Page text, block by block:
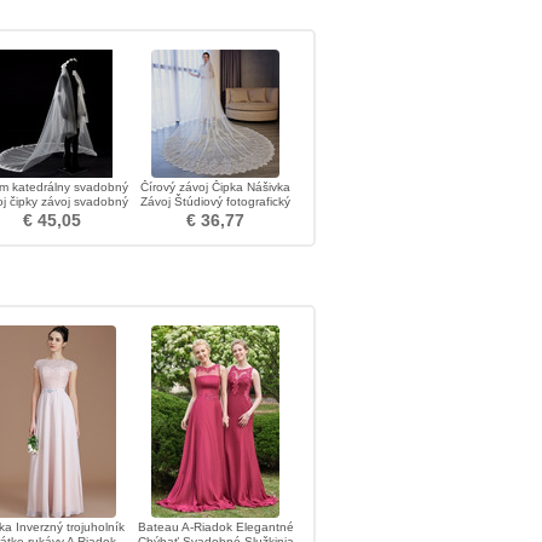
katedrálny svadobný
čipky závoj svadobný
závoj
€ 45,05
Čírový závoj Čipka Nášivka
Závoj Štúdiový fotografický
závoj Svadobné doplnky
€ 36,77
Inverzný trojuholník
Bateau A-Riadok Elegantné